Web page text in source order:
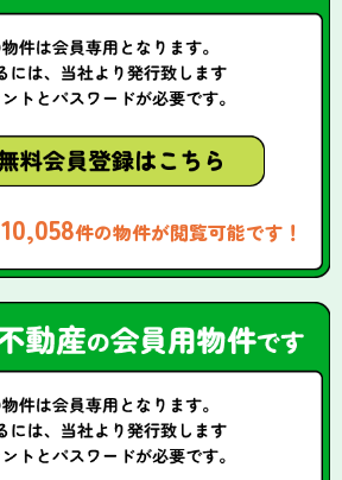
10,058件の物件が閲覧可能です！